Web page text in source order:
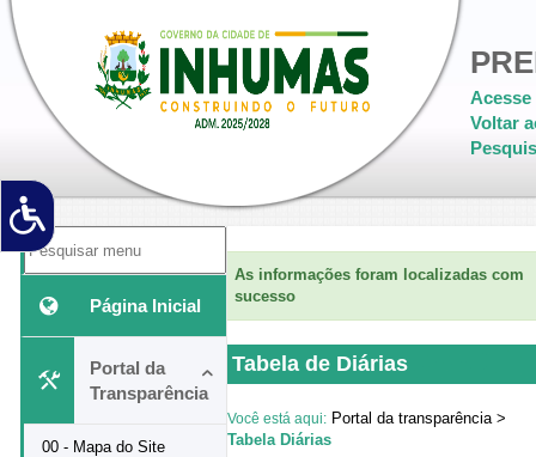
Acesse
Voltar
'
Página Inicial
Portal da
Transparência
00 - Mapa do Site
As informações foram localizadas com
sucesso
Tabela de Diárias
Você está aqui: Portal da transparência >
Tabela Diárias